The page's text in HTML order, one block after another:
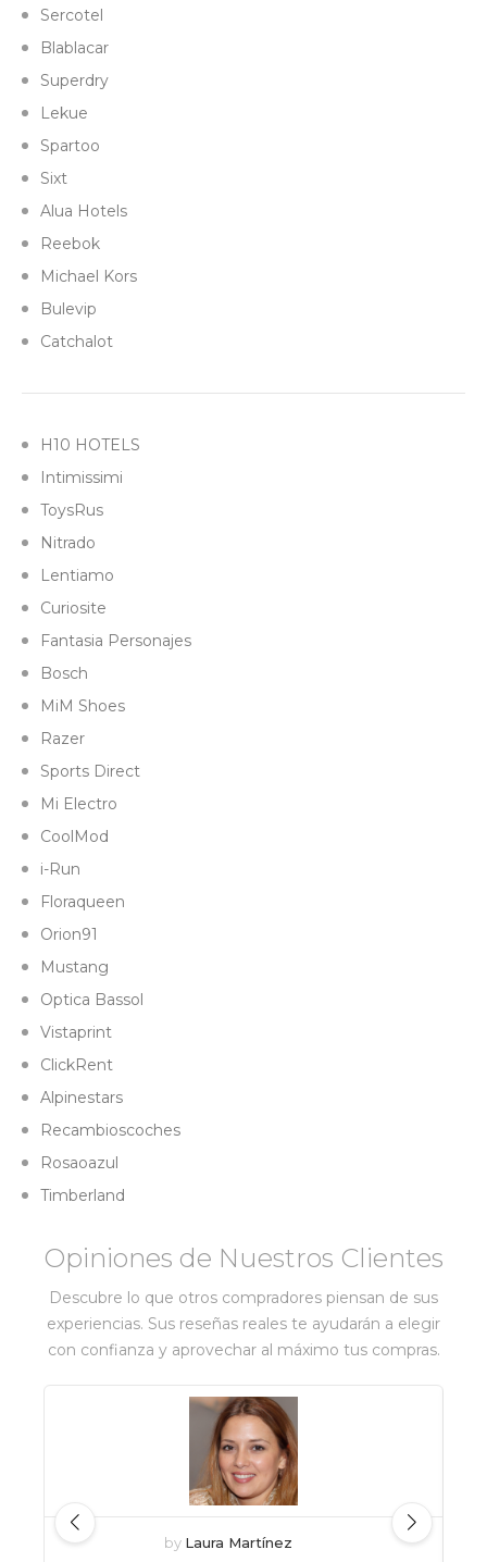
Sercotel
Blablacar
Superdry
Lekue
Spartoo
Sixt
Alua Hotels
Reebok
Michael Kors
Bulevip
Catchalot
H10 HOTELS
Intimissimi
ToysRus
Nitrado
Lentiamo
Curiosite
Fantasia Personajes
Bosch
MiM Shoes
Razer
Sports Direct
Mi Electro
CoolMod
i-Run
Floraqueen
Orion91
Mustang
Optica Bassol
Vistaprint
ClickRent
Alpinestars
Recambioscoches
Rosaoazul
Timberland
Opiniones de Nuestros Clientes
Descubre lo que otros compradores piensan de sus
experiencias. Sus reseñas reales te ayudarán a elegir
con confianza y aprovechar al máximo tus compras.
by Laura Martínez